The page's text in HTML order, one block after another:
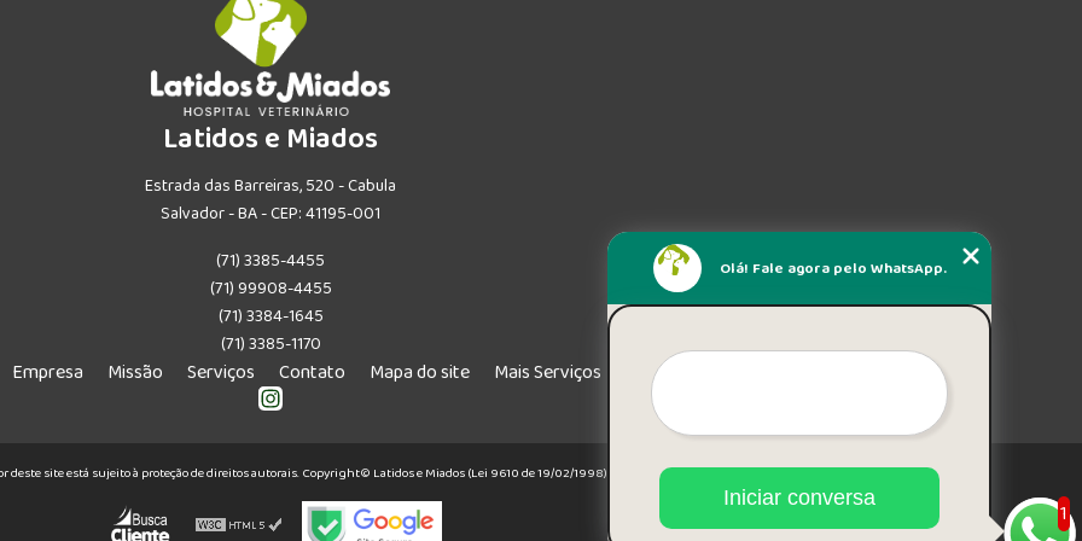
Latidos e Miados
Estrada das Barreiras, 520 - Cabula
Salvador - BA - CEP: 41195-001
(71) 3385-4455
(71) 99908-4455
(71) 3384-1645
(71) 3385-1170
Empresa Missão Serviços Contato Mapa do site Mais Serviços
deste site está sujeito à proteção de direitos autorais. Copyright© Latidos e Miados (Lei 9610 de 19/02/1998)
1
Olá! Fale agora pelo WhatsApp.
Iniciar conversa